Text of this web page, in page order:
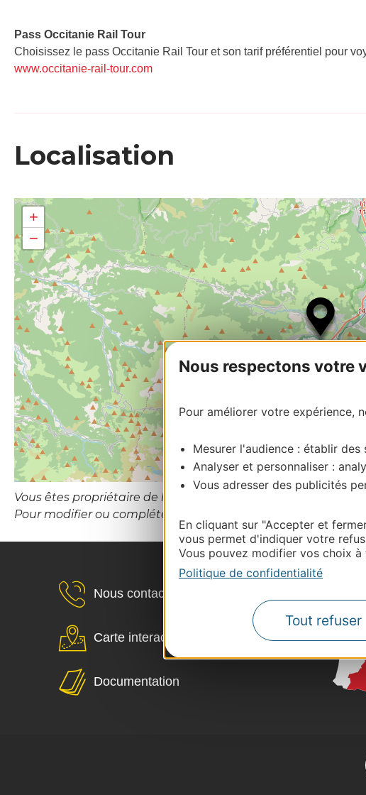
Nous respectons votre
Pour améliorer votre expérience,
Mesurer l'audience : établir
Analyser et personnaliser :
Vous adresser des publicités
En cliquant sur "Accepter et
vous permet d'indiquer votre
Vous pouvez modifier vos choix
Politique de confidentialité
Tout refuser
Pass Occitanie Rail Tour​
Choisissez le pass Occitanie Rail Tour et son tarif préférentiel pour
www.occitanie-rail-tour.com
Localisation
+
−
Vous êtes propriétaire de l’établissement ou le gestionnaire
Pour modifier ou compléter cette fiche, merci de contacter
Nous contacter
Carte interactive
Documentation